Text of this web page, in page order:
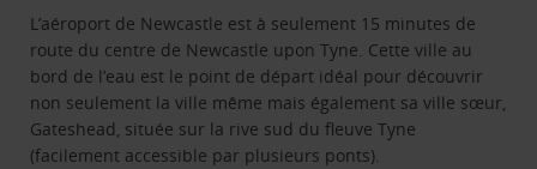
L’aéroport de Newcastle est à seulement 15 minutes de
route du centre de Newcastle upon Tyne. Cette ville au
bord de l’eau est le point de départ idéal pour découvrir
non seulement la ville même mais également sa ville sœur,
Gateshead, située sur la rive sud du fleuve Tyne
(facilement accessible par plusieurs ponts).